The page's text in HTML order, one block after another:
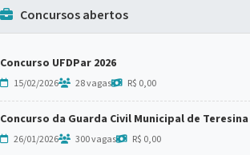
Concursos abertos
Concurso UFDPar 2026
15/02/2026 28 vagas R$ 0,00
Concurso da Guarda Civil Municipal de Teresina
26/01/2026 300 vagas R$ 0,00